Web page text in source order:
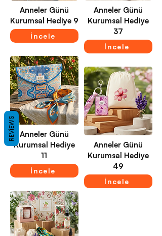
Anneler Günü
Kurumsal Hediye 9
İncele
Anneler Günü
Kurumsal Hediye
11
İncele
Anneler Günü
Kurumsal Hediye
37
İncele
Anneler Günü
Kurumsal Hediye
49
İncele
REVIEWS